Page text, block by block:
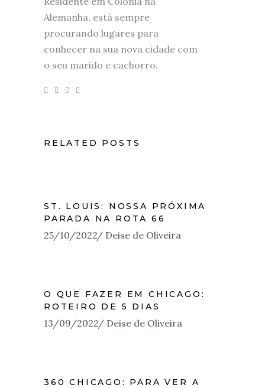
Alemanha, está sempre
procurando lugares para
conhecer na sua nova cidade com
o seu marido e cachorro.
RELATED POSTS
ST. LOUIS: NOSSA PRÓXIMA
PARADA NA ROTA 66
25/10/2022 Deise de Oliveira
O QUE FAZER EM CHICAGO:
ROTEIRO DE 5 DIAS
13/09/2022 Deise de Oliveira
360 CHICAGO: PARA VER A